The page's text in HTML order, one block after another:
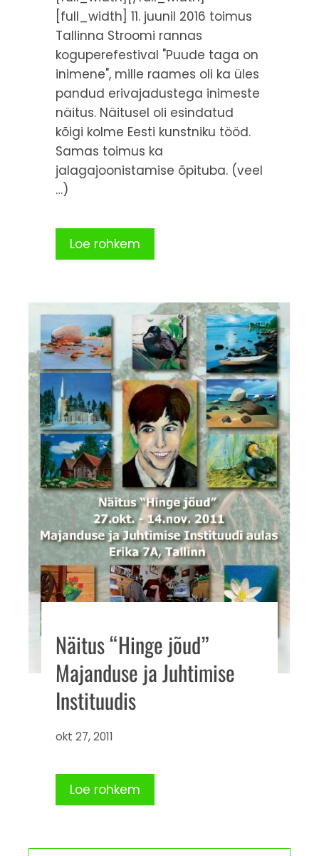
[full_width] 11. juunil 2016 toimus
Tallinna Stroomi rannas
koguperefestival "Puude taga on
inimene", mille raames oli ka üles
pandud erivajadustega inimeste
näitus. Näitusel oli esindatud
kõigi kolme Eesti kunstniku tööd.
Samas toimus ka
jalagajoonistamise õpituba. (veel
…)
Loe rohkem
Näitus “Hinge jõud”
Majanduse ja Juhtimise
Instituudis
okt 27, 2011
Loe rohkem